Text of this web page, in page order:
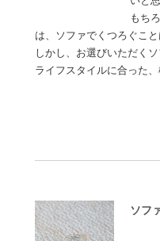
もち
は、ソファでくつろぐこと
しかし、お選びいただく
ライフスタイルに合った
ソフ